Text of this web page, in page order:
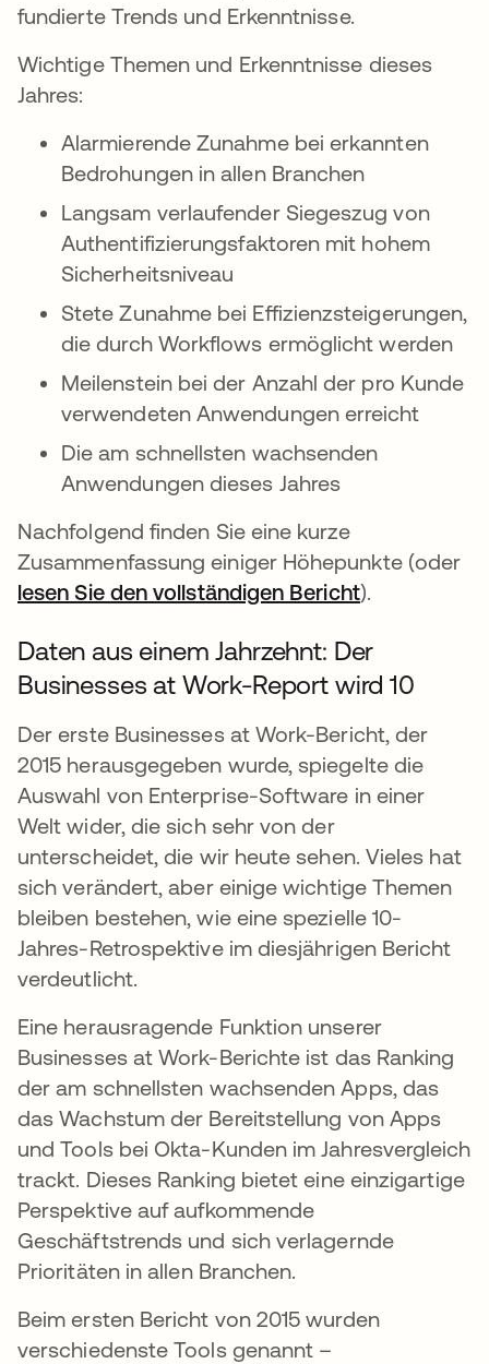
fundierte Trends und Erkenntnisse.
Wichtige Themen und Erkenntnisse dieses
Jahres:
Alarmierende Zunahme bei erkannten
Bedrohungen in allen Branchen
Langsam verlaufender Siegeszug von
Authentifizierungsfaktoren mit hohem
Sicherheitsniveau
Stete Zunahme bei Effizienzsteigerungen,
die durch Workflows ermöglicht werden
Meilenstein bei der Anzahl der pro Kunde
verwendeten Anwendungen erreicht
Die am schnellsten wachsenden
Anwendungen dieses Jahres
Nachfolgend finden Sie eine kurze
Zusammenfassung einiger Höhepunkte (oder
lesen Sie den vollständigen Bericht).
Daten aus einem Jahrzehnt: Der
Businesses at Work-Report wird 10
Der erste Businesses at Work-Bericht, der
2015 herausgegeben wurde, spiegelte die
Auswahl von Enterprise-Software in einer
Welt wider, die sich sehr von der
unterscheidet, die wir heute sehen. Vieles hat
sich verändert, aber einige wichtige Themen
bleiben bestehen, wie eine spezielle 10-
Jahres-Retrospektive im diesjährigen Bericht
verdeutlicht.
Eine herausragende Funktion unserer
Businesses at Work-Berichte ist das Ranking
der am schnellsten wachsenden Apps, das
das Wachstum der Bereitstellung von Apps
und Tools bei Okta-Kunden im Jahresvergleich
trackt. Dieses Ranking bietet eine einzigartige
Perspektive auf aufkommende
Geschäftstrends und sich verlagernde
Prioritäten in allen Branchen.
Beim ersten Bericht von 2015 wurden
verschiedenste Tools genannt –